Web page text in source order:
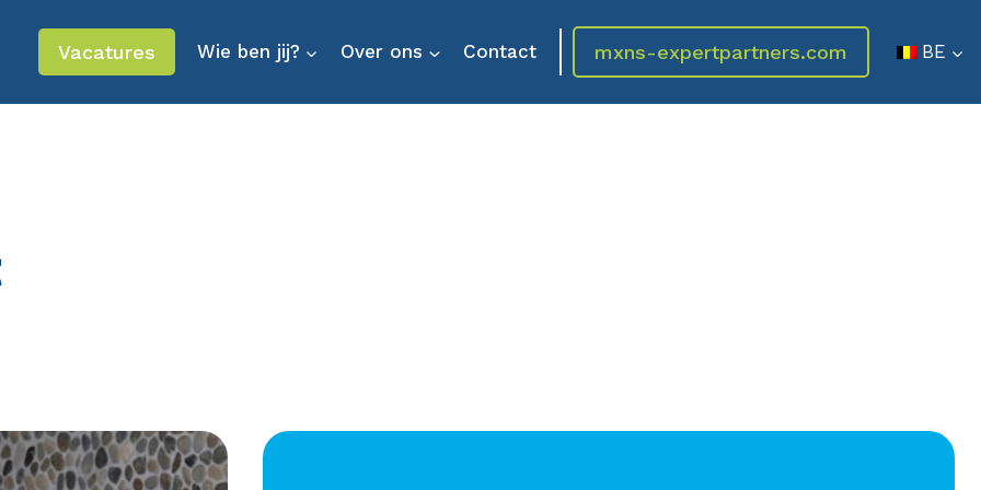
Vacatures Wie ben jij? Over ons Contact mxns-expertpartners.com BE